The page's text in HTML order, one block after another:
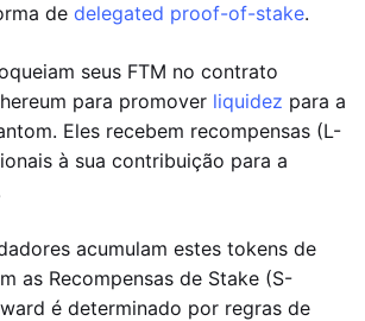
de delegated proof-of-stake.
seus FTM no contrato
para promover liquidez para a
Eles recebem recompensas (L-
à sua contribuição para a
acumulam estes tokens de
as Recompensas de Stake (S-
é determinado por regras de